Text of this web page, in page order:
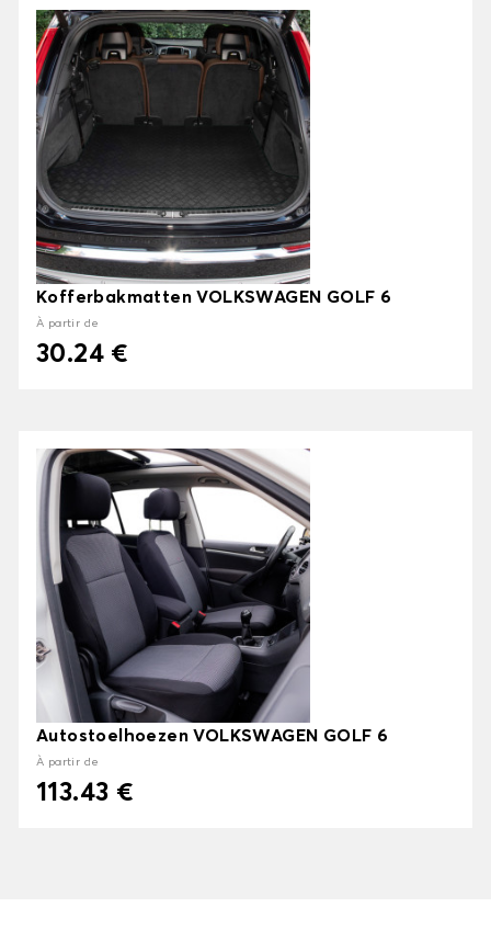
Kofferbakmatten VOLKSWAGEN GOLF 6
À partir de
30.24 €
Autostoelhoezen VOLKSWAGEN GOLF 6
À partir de
113.43 €